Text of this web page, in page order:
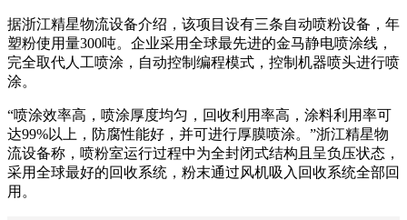
据浙江精星物流设备介绍，该项目设有三条自动喷粉设备，年
塑粉使用量300吨。企业采用全球最先进的金马静电喷涂线，
完全取代人工喷涂，自动控制编程模式，控制机器喷头进行喷
涂。
“喷涂效率高，喷涂厚度均匀，回收利用率高，涂料利用率可
达99%以上，防腐性能好，并可进行厚膜喷涂。”浙江精星物
流设备称，喷粉室运行过程中为全封闭式结构且呈负压状态，
采用全球最好的回收系统，粉末通过风机吸入回收系统全部回
用。